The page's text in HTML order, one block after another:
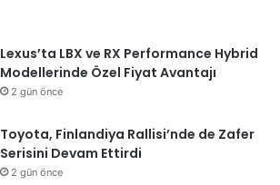
Lexus’ta LBX ve RX Performance Hybrid
Modellerinde Özel Fiyat Avantajı
2 gün önce
Toyota, Finlandiya Rallisi’nde de Zafer
Serisini Devam Ettirdi
2 gün önce